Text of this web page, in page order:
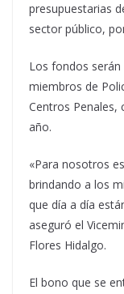
presupuestarias
sector público,
Los fondos
miembros de
Centros Penales,
año.
«Para nosotros
brindando a los
que día a día
aseguró el
Flores Hidalgo.
El bono que se